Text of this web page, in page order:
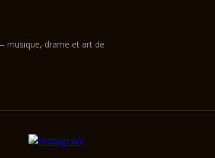
musique, drame et art de